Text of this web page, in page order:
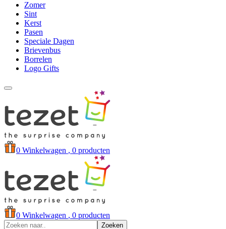
Zomer
Sint
Kerst
Pasen
Speciale Dagen
Brievenbus
Borrelen
Logo Gifts
0 Winkelwagen , 0 producten
0 Winkelwagen , 0 producten
Zoeken